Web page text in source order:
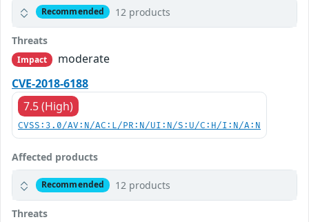
Recommended 12 products
Threats
Impact
moderate
CVE-2018-6188
7.5 (High)
CVSS:3.0/AV:N/AC:L/PR:N/UI:N/S:U/C:H/I:N/A:N
Affected products
Recommended 12 products
Threats